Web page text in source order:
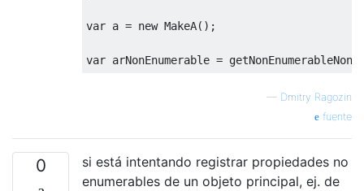
var a = new MakeA();
var arNonEnumerable =
— Dmitry Ragozin
fuente
0
si está intentando registrar propiedades no
enumerables de un objeto principal, ej. de